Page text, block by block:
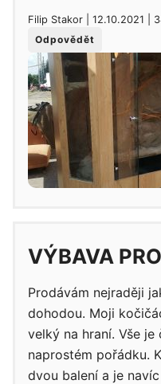
Filip Stakor | 12.10.2021 |
Odpovědět
VÝBAVA
Prodávám nejraději
dohodou. Moji
velký na hraní. Vše
naprostém pořádku.
dvou balení a je